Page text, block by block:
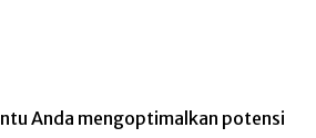
Anda mengoptimalkan potensi